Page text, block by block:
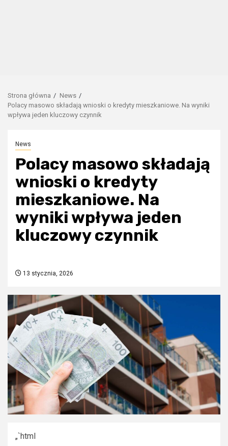
Strona główna
News
Polacy masowo składają wnioski o kredyty mieszkaniowe. Na wyniki
wpływa jeden kluczowy czynnik
News
Polacy masowo składają
wnioski o kredyty
mieszkaniowe. Na
wyniki wpływa jeden
kluczowy czynnik
13 stycznia, 2026
„`html